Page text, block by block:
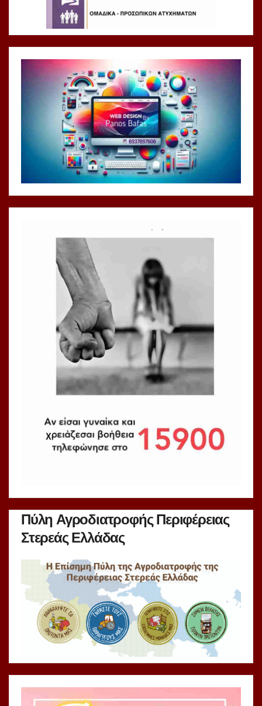
Πύλη Αγροδιατροφής Περιφέρειας
Στερεάς Ελλάδας